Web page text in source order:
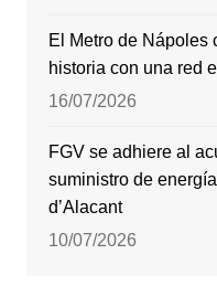
El Metro de Nápoles
historia con una red
16/07/2026
FGV se adhiere al
suministro de
d’Alacant
10/07/2026